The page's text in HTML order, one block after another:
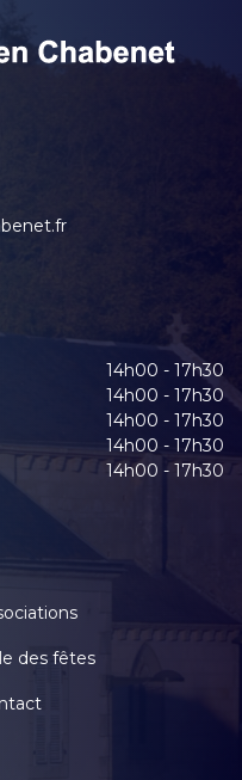
14h00 - 17h30
14h00 - 17h30
14h00 - 17h30
14h00 - 17h30
14h00 - 17h30
des fêtes